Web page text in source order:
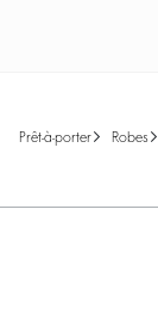
prêt-à-porter robes